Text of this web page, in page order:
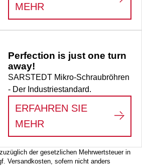
MEHR
Perfection is just one turn
away!
SARSTEDT Mikro-Schraubröhren
- Der Industriestandard.
ERFAHREN SIE
MEHR
PERFECTION IS
der gesetzlichen Mehrwertsteuer in
Versandkosten, sofern nicht anders